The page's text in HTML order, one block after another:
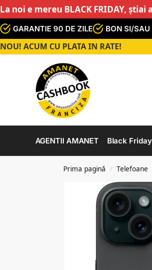
La noi e mereu BLACK FRIDAY, știai
GARANTIE 90 DE ZILE BON SI/SAU
NOU! ACUM CU PLATA IN RATE!
AGENTII AMANET Black Friday
Prima pagină / Telefoane